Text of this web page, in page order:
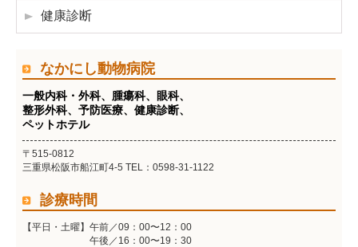
健康診断
なかにし動物病院
一般内科・外科、腫瘍科、眼科、
整形外科、予防医療、健康診断、
ペットホテル
〒515-0812
三重県松阪市船江町4-5 TEL：0598-31-1122
診療時間
【平日・土曜】 午前／09：00〜12：00
午後／16：00〜19：30